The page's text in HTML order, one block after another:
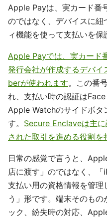
Apple Payは、実カード番
のではなく、デバイスに
ィ機能を使って支払いを保
Apple Payでは、実カード
発行会社が作成するデバ
berが使われます。この番
れ、支払い時の認証は
Apple Watchのサイドボタ
す。 Secure Enclaveは主
された取引を進める役割を
日常の感覚で言うと、
店に渡す」のではなく、
支払い用の資格情報を管
う」形です。端末そのも
ック、紛失時の対応、